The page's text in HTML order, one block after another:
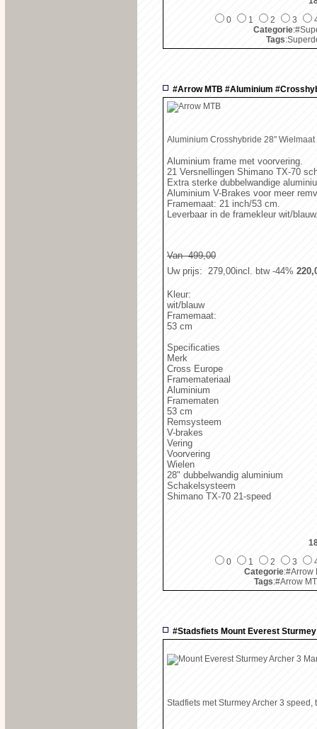
0
1 2 3
Categorie
Tags
#Arrow MTB #Aluminium
Aluminium Crosshybride 28"
Aluminium frame met voorvering.
21 Versnellingen Shimano TX-70
Extra sterke dubbelwandige
Aluminium V-Brakes voor meer
Framemaat: 21 inch/53 cm.
Leverbaar in de framekleur wit/
Van  499,00
Uw prijs:  279,00incl. btw -44% 
Kleur:
wit/blauw
Framemaat:
53 cm
Specificaties
Merk
Cross Europe
Framemateriaal
Aluminium
Framematen
53 cm
Remsysteem
V-brakes
Vering
Voorvering
Wielen
28" dubbelwandig aluminium
Schakelsysteem
Shimano TX-70 21-speed
0
1 2 3
Categorie:#Arrow
Tags:#Arrow
#Stadsfiets Mount Everest
Stadfiets met Sturmey Archer 3